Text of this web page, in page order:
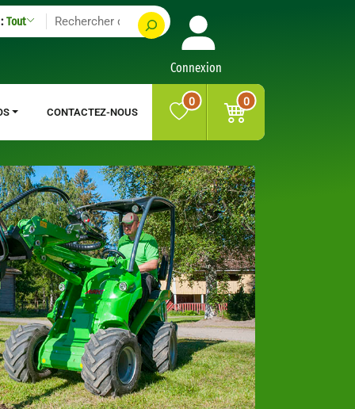
Tout
Connexion
CONTACTEZ-NOUS
0 0